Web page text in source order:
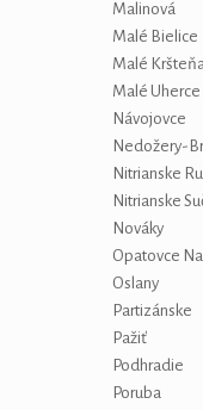
Malinová
Malé Bielice
Malé
Malé Uherce
Návojovce
Nedožery-
Nitrianske
Nitrianske
Nováky
Opatovce
Oslany
Partizánske
Pažiť
Podhradie
Poruba